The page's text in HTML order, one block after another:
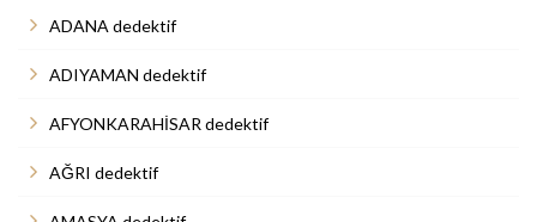
ADANA dedektif
ADIYAMAN dedektif
AFYONKARAHİSAR dedektif
AĞRI dedektif